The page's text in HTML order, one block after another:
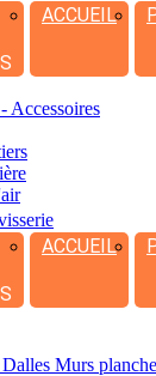
ACCUEIL
Accessoires
ACCUEIL
Murs